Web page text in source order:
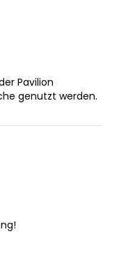
Pavilion
genutzt werden.